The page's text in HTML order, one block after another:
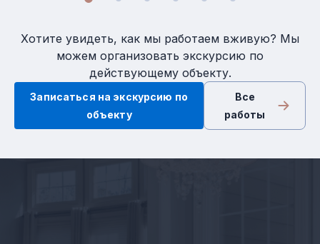
Хотите увидеть, как мы работаем вживую? Мы
можем организовать экскурсию по
действующему объекту.
Записаться на экскурсию по
объекту
Все
работы